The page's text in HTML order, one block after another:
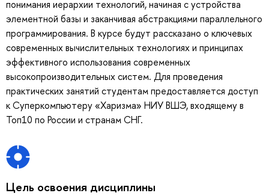
понимания иерархии технологий, начиная с устройства
элементной базы и заканчивая абстракциями параллельного
программирования. В курсе будут рассказано о ключевых
современных вычислительных технологиях и принципах
эффективного использования современных
высокопроизводительных систем. Для проведения
практических занятий студентам предоставляется доступ
к Суперкомпьютеру «Харизма» НИУ ВШЭ, входящему в
Топ10 по России и странам СНГ.
Цель освоения дисциплины